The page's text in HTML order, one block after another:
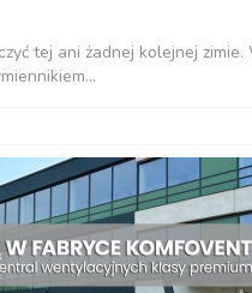
tej ani żadnej kolejnej zimie.